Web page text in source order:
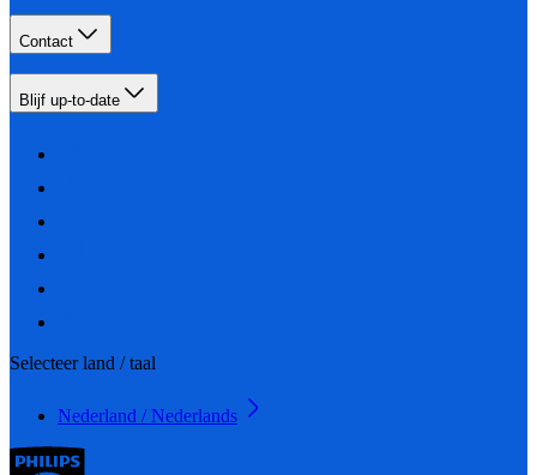
Contact
Blijf up-to-date
Selecteer land / taal
Nederland / Nederlands